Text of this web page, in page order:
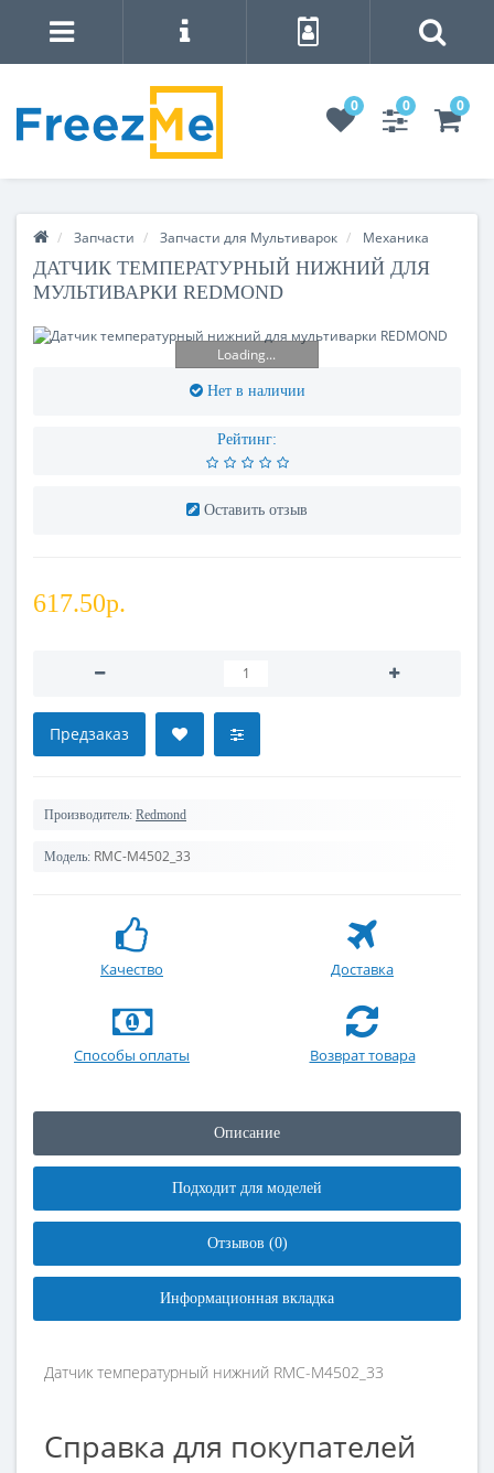
0 0 0
Запчасти Запчасти для Мультиварок Механика
ДАТЧИК ТЕМПЕРАТУРНЫЙ НИЖНИЙ ДЛЯ
МУЛЬТИВАРКИ REDMOND
Loading...
Нет в наличии
Рейтинг:
Оставить отзыв
617.50р.
Предзаказ
Производитель: Redmond
Модель: RMC-M4502_33
Качество Доставка
Способы оплаты Возврат товара
Описание
Подходит для моделей
Отзывов (0)
Информационная вкладка
Датчик температурный нижний RMC-M4502_33
Справка для покупателей